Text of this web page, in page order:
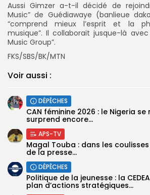
Aussi Gimzer a-t-il décidé de
Music” de Guédiawaye (banlieue
“comprend mieux l’esprit et la
musique”. Il collaborait jusque-là
Music Group”.
FKS/SBS/BK/MTN
Voir aussi :
DÉPÊCHES
‎CAN féminine 2026 : le Nigeria
surprend encore...
APS-TV
Magal Touba : dans les
de la presse...
DÉPÊCHES
Politique de la jeunesse : la
plan d’actions stratégiques...